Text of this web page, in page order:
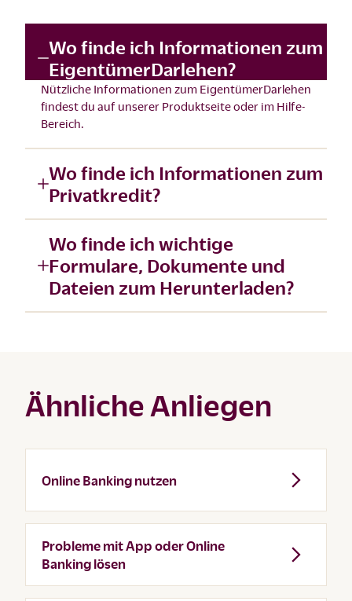
Wo finde ich Informationen zum
EigentümerDarlehen?
Nützliche Informationen zum EigentümerDarlehen
findest du auf unserer Produktseiteoder im Hilfe-
Bereich
Wo finde ich Informationen zum
Privatkredit?
Wo finde ich wichtige
Formulare, Dokumente und
Dateien zum Herunterladen?
Ähnliche Anliegen
Online Banking nutzen
Probleme mit App oder Online
Banking lösen